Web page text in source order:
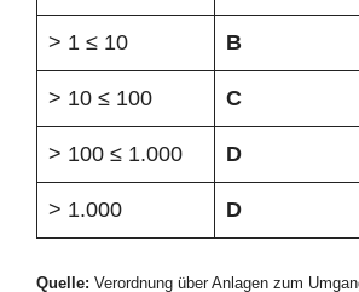
> 1 ≤ 10 B
> 10 ≤ 100 C
> 100 ≤ 1.000 D
> 1.000 D
Quelle: Verordnung über Anlagen zum